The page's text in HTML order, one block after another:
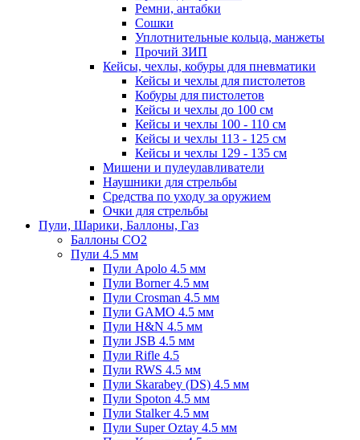
Ремни, антабки
Сошки
Уплотнительные кольца, манжеты
Прочий ЗИП
Кейсы, чехлы, кобуры для пневматики
Кейсы и чехлы для пистолетов
Кобуры для пистолетов
Кейсы и чехлы до 100 см
Кейсы и чехлы 100 - 110 см
Кейсы и чехлы 113 - 125 см
Кейсы и чехлы 129 - 135 см
Мишени и пулеулавливатели
Наушники для стрельбы
Средства по уходу за оружием
Очки для стрельбы
Пули, Шарики, Баллоны, Газ
Баллоны CO2
Пули 4.5 мм
Пули Apolo 4.5 мм
Пули Borner 4.5 мм
Пули Crosman 4.5 мм
Пули GAMO 4.5 мм
Пули H&N 4.5 мм
Пули JSB 4.5 мм
Пули Rifle 4.5
Пули RWS 4.5 мм
Пули Skarabey (DS) 4.5 мм
Пули Spoton 4.5 мм
Пули Stalker 4.5 мм
Пули Super Oztay 4.5 мм